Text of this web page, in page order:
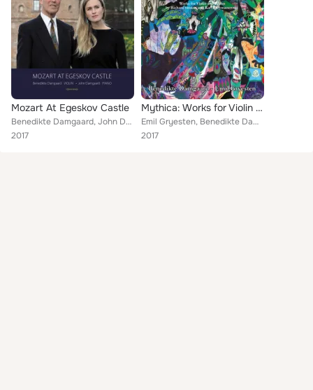
Mozart At Egeskov Castle
Benedikte Damgaard, John Damgaard
2017
Mythica: Works for Violin and Piano
Emil Gryesten, Benedikte Damgaard
2017